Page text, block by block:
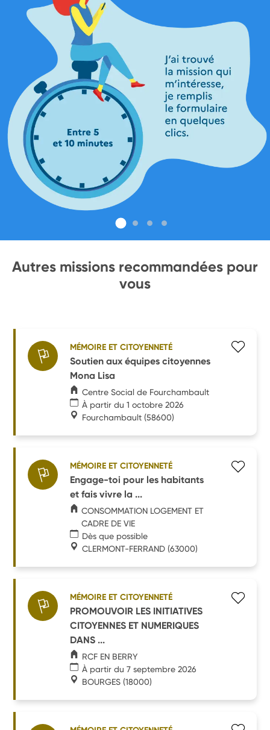
Autres missions recommandées pour
vous
MÉMOIRE ET CITOYENNETÉ
Soutien aux équipes citoyennes
Mona Lisa
Centre Social de Fourchambault
À partir du 1 octobre 2026
Fourchambault (58600)
MÉMOIRE ET CITOYENNETÉ
Engage-toi pour les habitants
et fais vivre la ...
CONSOMMATION LOGEMENT ET
CADRE DE VIE
Dès que possible
CLERMONT-FERRAND (63000)
MÉMOIRE ET CITOYENNETÉ
PROMOUVOIR LES INITIATIVES
CITOYENNES ET NUMERIQUES
DANS ...
RCF EN BERRY
À partir du 7 septembre 2026
BOURGES (18000)